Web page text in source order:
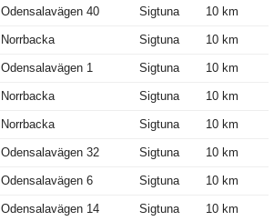
Odensalavägen 40 Sigtuna 10 km
Norrbacka Sigtuna 10 km
Odensalavägen 1 Sigtuna 10 km
Norrbacka Sigtuna 10 km
Norrbacka Sigtuna 10 km
Odensalavägen 32 Sigtuna 10 km
Odensalavägen 6 Sigtuna 10 km
Odensalavägen 14 Sigtuna 10 km